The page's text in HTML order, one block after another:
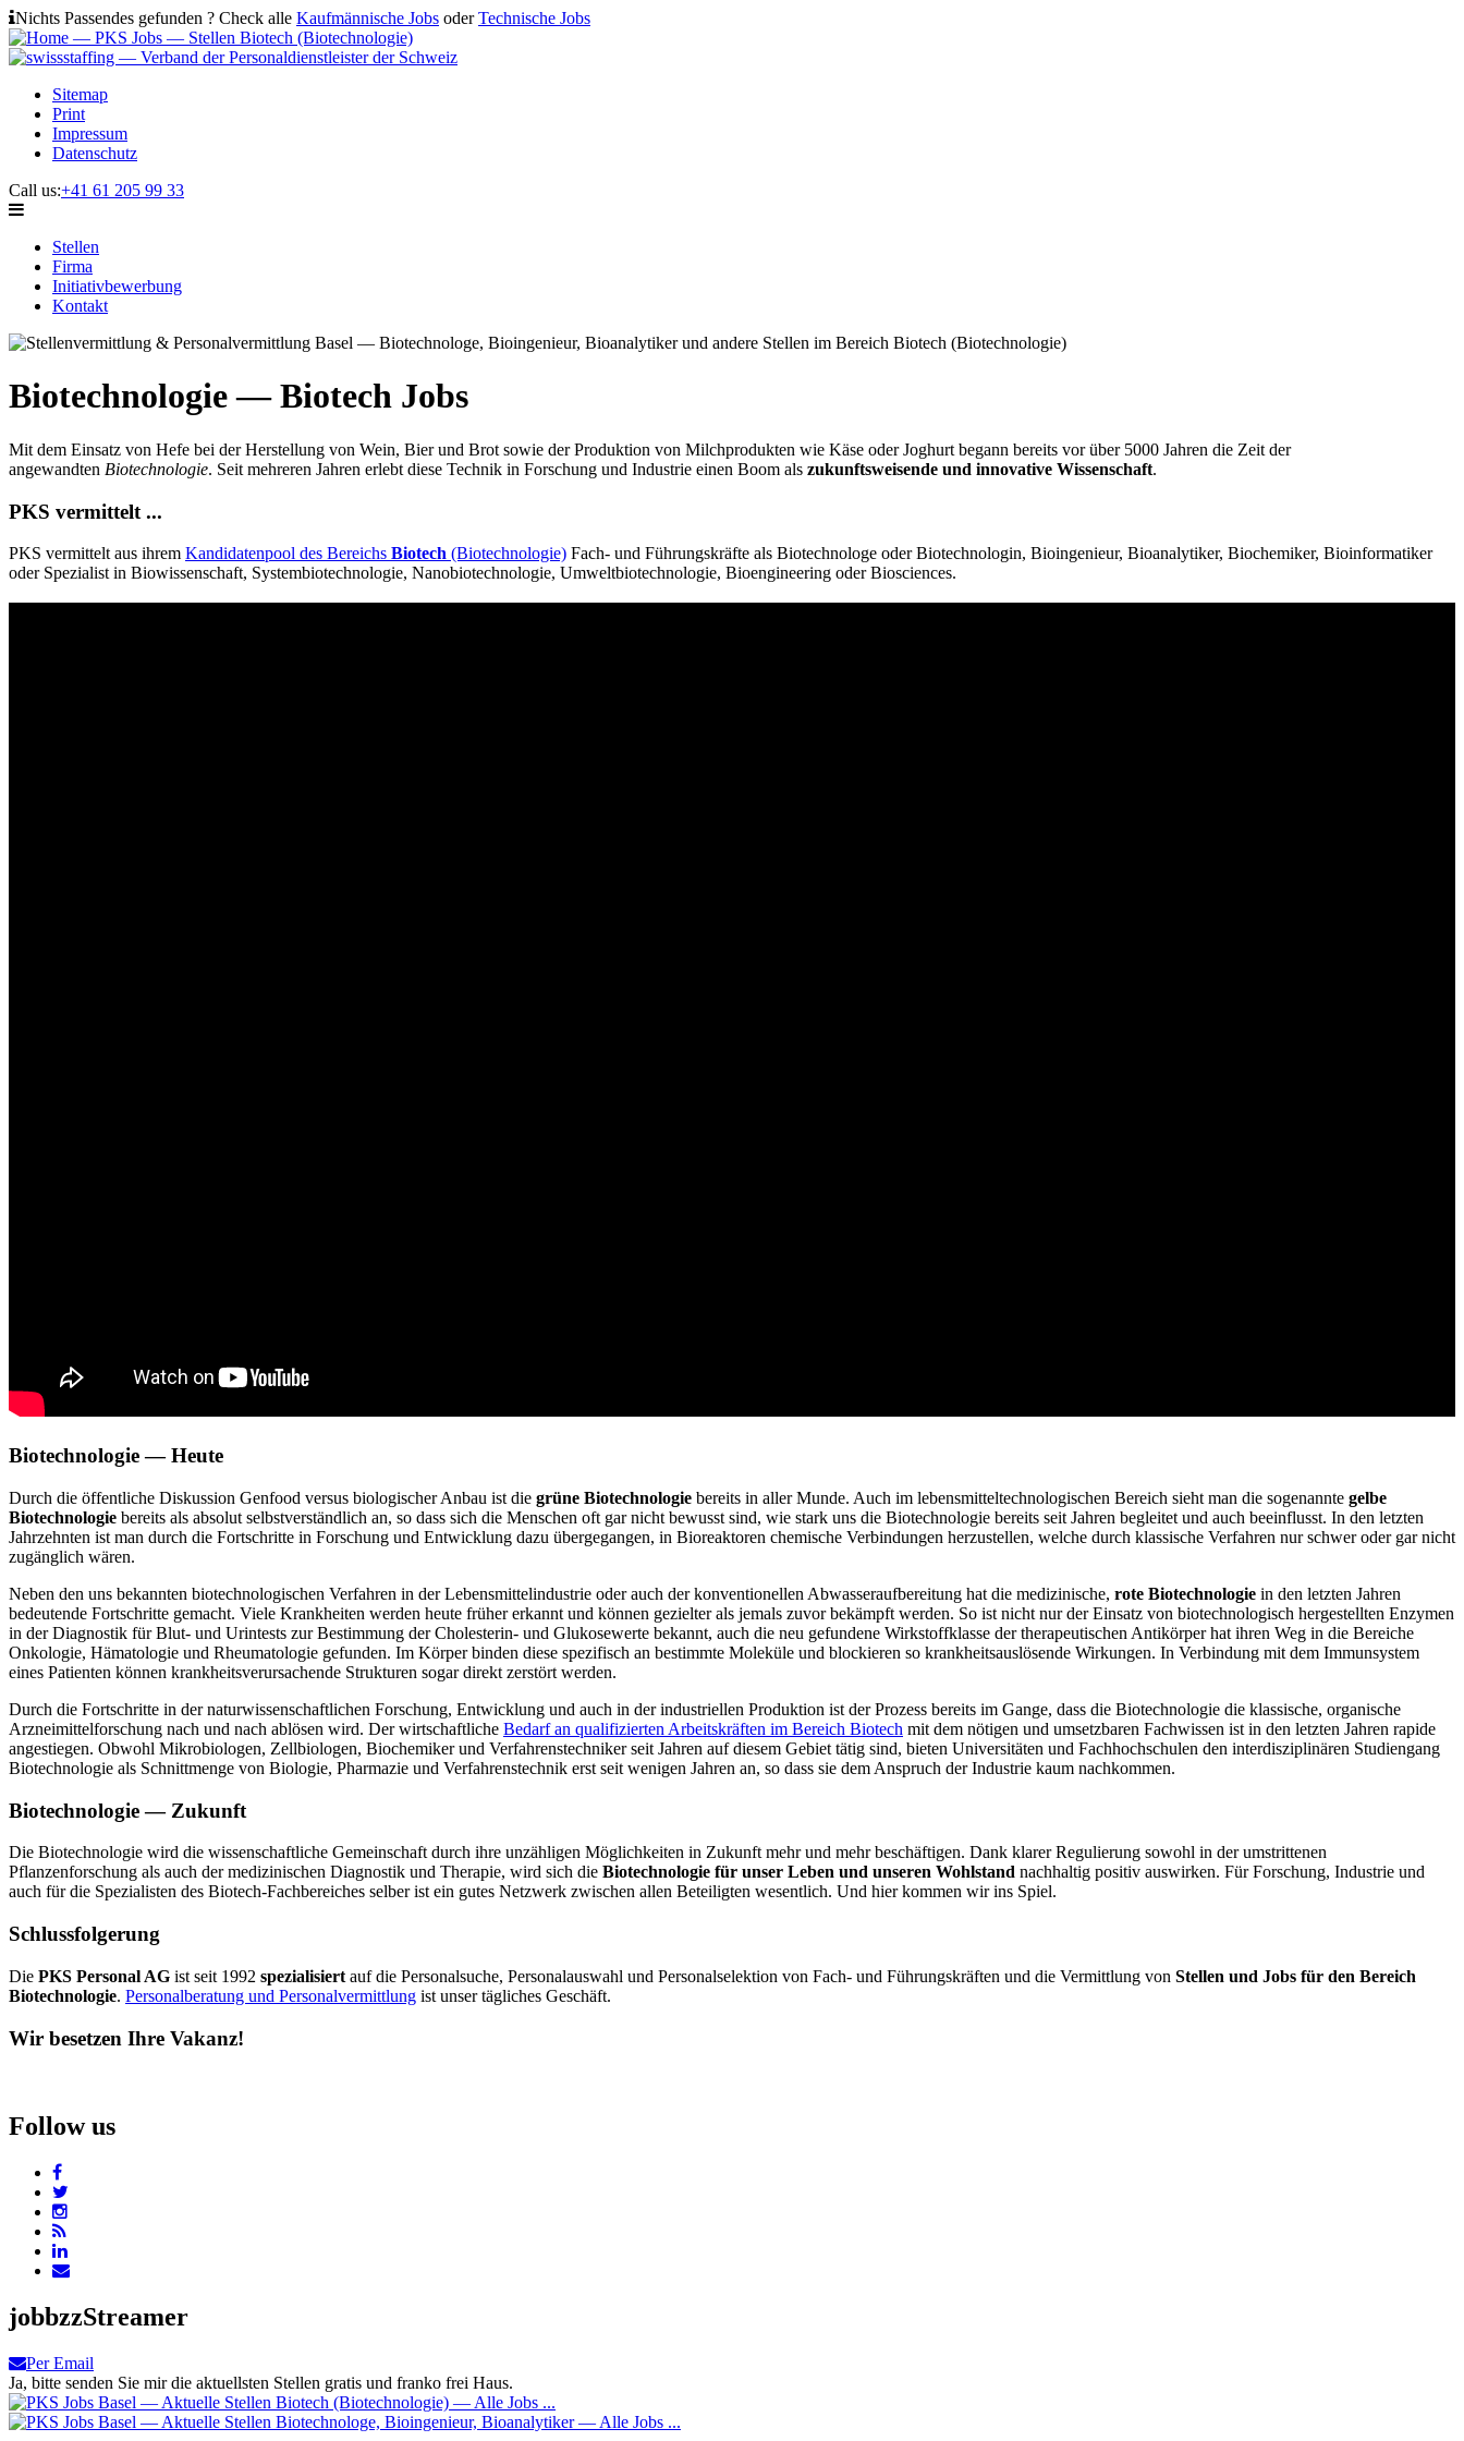
Nichts Passendes gefunden ? Check alle Kaufmännische Jobs oderTechnische Jobs
Sitemap
Print
Impressum
Datenschutz
Call us:+41 61 205 99 33
Stellen
Firma
Initiativbewerbung
Kontakt
Biotechnologie — Biotech Jobs
Mit dem Einsatz von Hefe bei der Herstellung von Wein, Bier und Brot sowie der Produktion von Milchprodukten wie Käse oder Joghurt begann bereits vor über 5000 Jahren die Zeit der
angewandten Biotechnologie. Seit mehreren Jahren erlebt diese Technik in Forschung und Industrie einen Boom als zukunftsweisende und innovative Wissenschaft.
PKS vermittelt ...
PKS vermittelt aus ihrem Kandidatenpool des Bereichs Biotech (Biotechnologie) Fach- und Führungskräfte als Biotechnologe oder Biotechnologin, Bioingenieur, Bioanalytiker, Biochemiker, Bioinformatiker
oder Spezialist in Biowissenschaft, Systembiotechnologie, Nanobiotechnologie, Umweltbiotechnologie, Bioengineering oder Biosciences.
Biotechnologie — Heute
Durch die öffentliche Diskussion Genfood versus biologischer Anbau ist die grüne Biotechnologie bereits in aller Munde. Auch im lebensmitteltechnologischen Bereich sieht man die sogenannte gelbe
Biotechnologie bereits als absolut selbstverständlich an, so dass sich die Menschen oft gar nicht bewusst sind, wie stark uns die Biotechnologie bereits seit Jahren begleitet und auch beeinflusst. In den letzten
Jahrzehnten ist man durch die Fortschritte in Forschung und Entwicklung dazu übergegangen, in Bioreaktoren chemische Verbindungen herzustellen, welche durch klassische Verfahren nur schwer oder gar nicht
zugänglich wären.
Neben den uns bekannten biotechnologischen Verfahren in der Lebensmittelindustrie oder auch der konventionellen Abwasseraufbereitung hat die medizinische, rote Biotechnologie in den letzten Jahren
bedeutende Fortschritte gemacht. Viele Krankheiten werden heute früher erkannt und können gezielter als jemals zuvor bekämpft werden. So ist nicht nur der Einsatz von biotechnologisch hergestellten Enzymen
in der Diagnostik für Blut- und Urintests zur Bestimmung der Cholesterin- und Glukosewerte bekannt, auch die neu gefundene Wirkstoffklasse der therapeutischen Antikörper hat ihren Weg in die Bereiche
Onkologie, Hämatologie und Rheumatologie gefunden. Im Körper binden diese spezifisch an bestimmte Moleküle und blockieren so krankheitsauslösende Wirkungen. In Verbindung mit dem Immunsystem
eines Patienten können krankheitsverursachende Strukturen sogar direkt zerstört werden.
Durch die Fortschritte in der naturwissenschaftlichen Forschung, Entwicklung und auch in der industriellen Produktion ist der Prozess bereits im Gange, dass die Biotechnologie die klassische, organische
Arzneimittelforschung nach und nach ablösen wird. Der wirtschaftliche Bedarf an qualifizierten Arbeitskräften im Bereich Biotech mit dem nötigen und umsetzbaren Fachwissen ist in den letzten Jahren rapide
angestiegen. Obwohl Mikrobiologen, Zellbiologen, Biochemiker und Verfahrenstechniker seit Jahren auf diesem Gebiet tätig sind, bieten Universitäten und Fachhochschulen den interdisziplinären Studiengang
Biotechnologie als Schnittmenge von Biologie, Pharmazie und Verfahrenstechnik erst seit wenigen Jahren an, so dass sie dem Anspruch der Industrie kaum nachkommen.
Biotechnologie — Zukunft
Die Biotechnologie wird die wissenschaftliche Gemeinschaft durch ihre unzähligen Möglichkeiten in Zukunft mehr und mehr beschäftigen. Dank klarer Regulierung sowohl in der umstrittenen
Pflanzenforschung als auch der medizinischen Diagnostik und Therapie, wird sich die Biotechnologie für unser Leben und unseren Wohlstand nachhaltig positiv auswirken. Für Forschung, Industrie und
auch für die Spezialisten des Biotech-Fachbereiches selber ist ein gutes Netzwerk zwischen allen Beteiligten wesentlich. Und hier kommen wir ins Spiel.
Schlussfolgerung
Die PKS Personal AG ist seit 1992 spezialisiert auf die Personalsuche, Personalauswahl und Personalselektion von Fach- und Führungskräften und die Vermittlung von Stellen und Jobs für den Bereich
Biotechnologie. Personalberatung und Personalvermittlung ist unser tägliches Geschäft.
Wir besetzen Ihre Vakanz!
Follow us
jobbzzStreamer
Per Email
Ja, bitte senden Sie mir die aktuellsten Stellen gratis und franko frei Haus.